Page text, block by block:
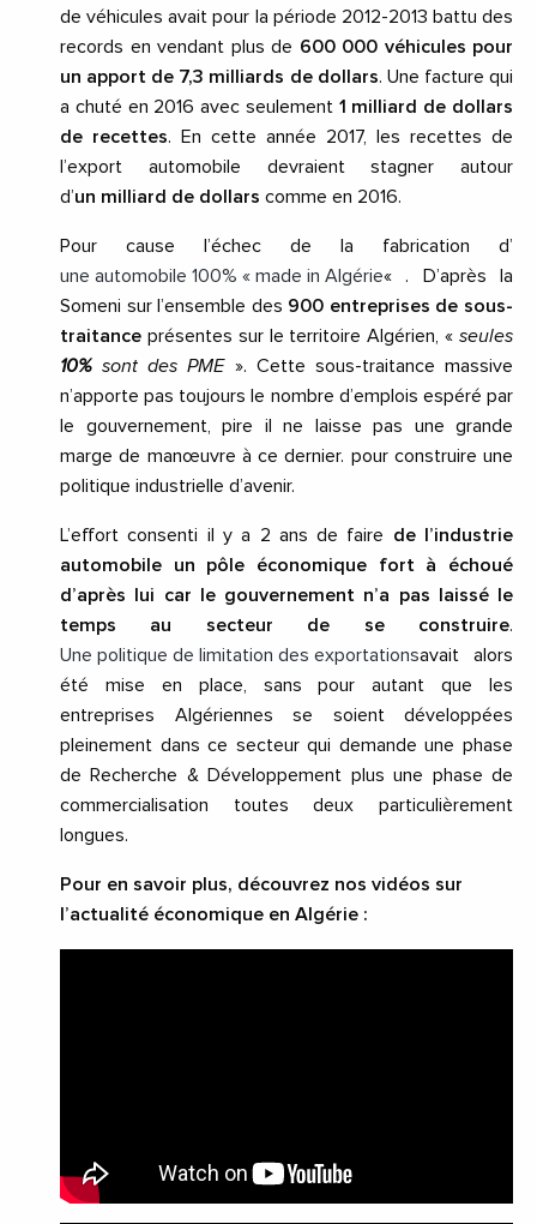
de véhicules avait pour la période 2012-2013 battu des
records en vendant plus de 600 000 véhicules pour
un apport de 7,3 milliards de dollars. Une facture qui
a chuté en 2016 avec seulement 1 milliard de dollars
de recettes. En cette année 2017, les recettes de
l’export automobile devraient stagner autour
d’un milliard de dollars comme en 2016.
Pour cause l’échec de la fabrication d’
une automobile 100% « made in Algérie« . D’après la
Someni sur l’ensemble des 900 entreprises de sous-
traitance présentes sur le territoire Algérien, « seules
10% sont des PME». Cette sous-traitance massive
n’apporte pas toujours le nombre d’emplois espéré par
le gouvernement, pire il ne laisse pas une grande
marge de manœuvre à ce dernier. pour construire une
politique industrielle d’avenir.
L’effort consenti il y a 2 ans de faire de l’industrie
automobile un pôle économique fort à échoué
d’après lui car le gouvernement n’a pas laissé le
temps au secteur de se construire.
Une politique de limitation des exportationsavait alors
été mise en place, sans pour autant que les
entreprises Algériennes se soient développées
pleinement dans ce secteur qui demande une phase
de Recherche & Développement plus une phase de
commercialisation toutes deux particulièrement
longues.
Pour en savoir plus, découvrez nos vidéos sur
l’actualité économique en Algérie :